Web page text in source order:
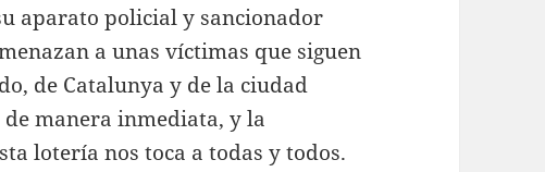
aparato policial y sancionador
a unas víctimas que siguen
de Catalunya y de la ciudad
de manera inmediata, y la
lotería nos toca a todas y todos.